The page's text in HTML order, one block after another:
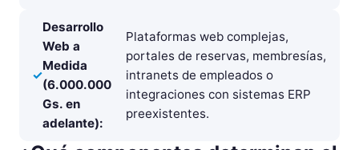
Desarrollo
Web a
Medida
(6.000.000
Gs. en
adelante):
Plataformas web complejas,
portales de reservas, membresías,
intranets de empleados o
integraciones con sistemas ERP
preexistentes.